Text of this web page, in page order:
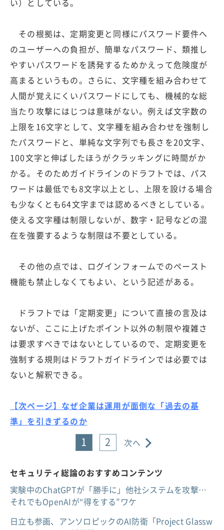
い）としている。
その根拠は、定期変更と同様にパスワード要件へ
のユーザーへの負担が、簡単なパスワード、類推し
やすいパスワードを誘発するためかえって危険度が
高まるというもの。さらに、文字種を組み合わせて
人間が覚えにくいパスワードにしても、機械的な総
当たり攻撃にはじつは意味がない。例えば文字数の
上限を16文字として、文字種を組み合わせを強制し
たパスワードと、単純な文字列でも長さを20文字、
100文字と伸ばしたほうがクラッキングに時間がか
かる。そのためガイドラインのドラフトでは、パス
ワードは最低でも8文字以上とし、上限を設ける場合
も少なくとも64文字までは認めるべきとしている。
使える文字種は制限しないが、数字・記号などの混
在を強要するような制限は不要としている。
その他の点では、ログインフォームでのペースト
機能も禁止しなくてもよい、という記述がある。
ドラフトでは「定期変更」について直接の言及は
ないが、ここに上げたポイント以外の制限や複雑さ
は要求すべきではないとしているので、定期変更を
強制する規則はドラフトガイドラインでは必要では
ないと解釈できる。
【次ページ】なぜ企業は運用が面倒な「過去の基
準」を引きずるのか
1 2 次へ
セキュリティ総論のおすすめコンテンツ
実験中のChatGPTが「勝手に」他社システムを攻撃…
それでもOpenAIが“得をする”ワケ
日立も参画、アンソロピックのAI防衛「Project Glassw